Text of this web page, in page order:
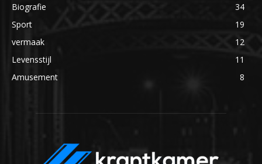
Biografie
34
Sport
19
vermaak
12
Levensstijl
11
Amusement
8